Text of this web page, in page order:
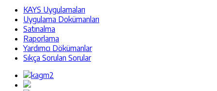
KAYS Uygulamaları
Uygulama Dokümanları
Satınalma
Raporlama
Yardımcı Dökümanlar
Sıkça Sorulan Sorular